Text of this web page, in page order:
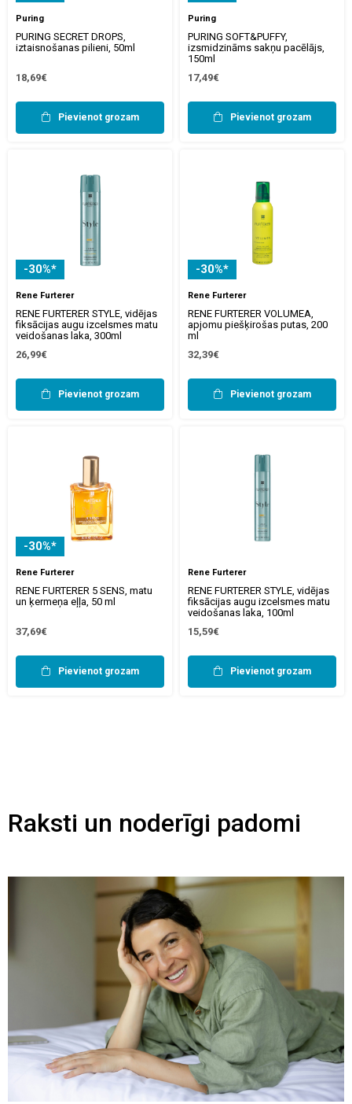
Puring
PURING SECRET DROPS,
iztaisnošanas pilieni, 50ml
18,69€
Pievienot grozam
Puring
PURING SOFT&PUFFY,
izsmidzināms sakņu pacēlājs,
150ml
17,49€
Pievienot grozam
-30%*
Rene Furterer
RENE FURTERER STYLE, vidējas
fiksācijas augu izcelsmes matu
veidošanas laka, 300ml
26,99€
Pievienot grozam
-30%*
Rene Furterer
RENE FURTERER VOLUMEA,
apjomu piešķirošas putas, 200
ml
32,39€
Pievienot grozam
-30%*
Rene Furterer
RENE FURTERER 5 SENS, matu
un ķermeņa eļļa, 50 ml
37,69€
Pievienot grozam
Rene Furterer
RENE FURTERER STYLE, vidējas
fiksācijas augu izcelsmes matu
veidošanas laka, 100ml
15,59€
Pievienot grozam
Raksti un noderīgi padomi